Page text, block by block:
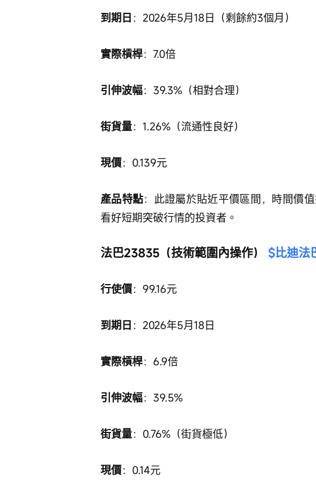
到期日 ：2026年5月18日（剩餘約3個月）
實際槓桿：7.0倍
引伸波幅：39.3%（相對合理）
街貨量：1.26%（流通性良好）
現價：0.139元
產品特點：此證屬於貼近平價區間，時間價
看好短期突破行情的投資者。
法巴23835（技術範圍內操作） $比迪法
行使價：99.16元
到期日 ：2026年5月18日
實際槓桿：6.9倍
引伸波幅：39.5%
街貨量：0.76%（街貨極低）
現價：0.14元